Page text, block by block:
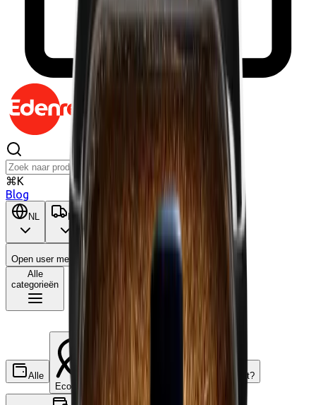
⌘K
Blog
NL BE
Open user menu
Winkelwagen
Alle
categorieën
Alle
Ecocheques
Wat is dit?